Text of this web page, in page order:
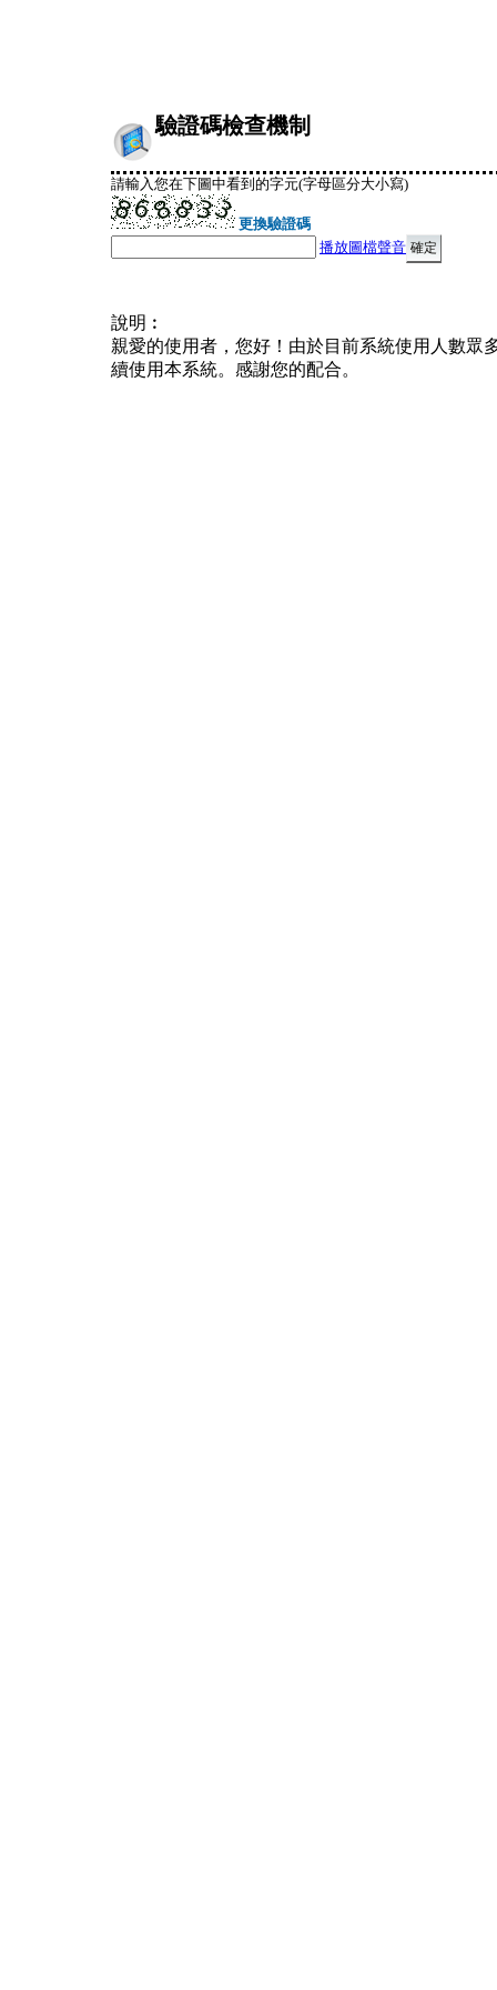
驗證碼檢查機制
請輸入您在下圖中看到的字元(字母區分大小寫)
更換驗證碼
播放圖檔聲音
說明︰
親愛的使用者，您好！由於目前系統使用人數眾
續使用本系統。感謝您的配合。